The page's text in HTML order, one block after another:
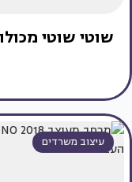
שוטי שוטי
עיצוב משרדים